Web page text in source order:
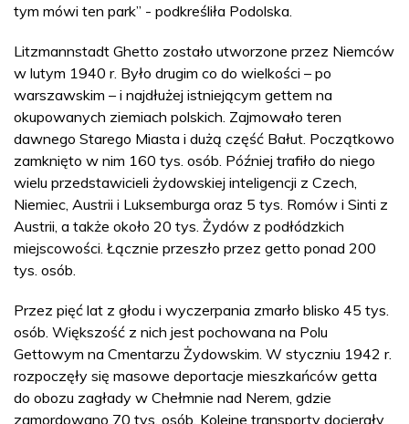
tym mówi ten park” - podkreśliła Podolska.
Litzmannstadt Ghetto zostało utworzone przez Niemców
w lutym 1940 r. Było drugim co do wielkości – po
warszawskim – i najdłużej istniejącym gettem na
okupowanych ziemiach polskich. Zajmowało teren
dawnego Starego Miasta i dużą część Bałut. Początkowo
zamknięto w nim 160 tys. osób. Później trafiło do niego
wielu przedstawicieli żydowskiej inteligencji z Czech,
Niemiec, Austrii i Luksemburga oraz 5 tys. Romów i Sinti z
Austrii, a także około 20 tys. Żydów z podłódzkich
miejscowości. Łącznie przeszło przez getto ponad 200
tys. osób.
Przez pięć lat z głodu i wyczerpania zmarło blisko 45 tys.
osób. Większość z nich jest pochowana na Polu
Gettowym na Cmentarzu Żydowskim. W styczniu 1942 r.
rozpoczęły się masowe deportacje mieszkańców getta
do obozu zagłady w Chełmnie nad Nerem, gdzie
zamordowano 70 tys. osób. Kolejne transporty docierały